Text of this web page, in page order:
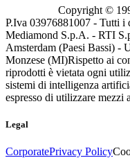
Copyright ©
P.Iva 03976881007 - Tutti
Mediamond S.p.A. - RTI
Amsterdam (Paesi Bassi) -
Monzese (MI)Rispetto ai
riprodotti è vietata ogni
sistemi di intelligenza
espresso di utilizzare mezzi
Legal
CorporatePrivacy Policy